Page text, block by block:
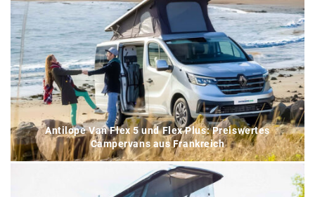
Antilope Van Flex 5 und Flex Plus: Preiswertes
Campervans aus Frankreich